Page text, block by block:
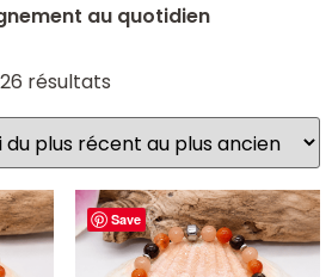
au quotidien
résultats
Save